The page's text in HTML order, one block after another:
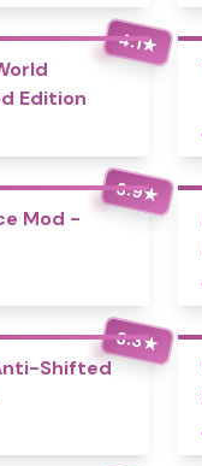
4.1★
Edition
3.9★
Mod -
3.3★
Shifted